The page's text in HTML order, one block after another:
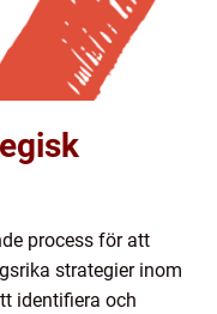
process för att
strategier inom
identifiera och